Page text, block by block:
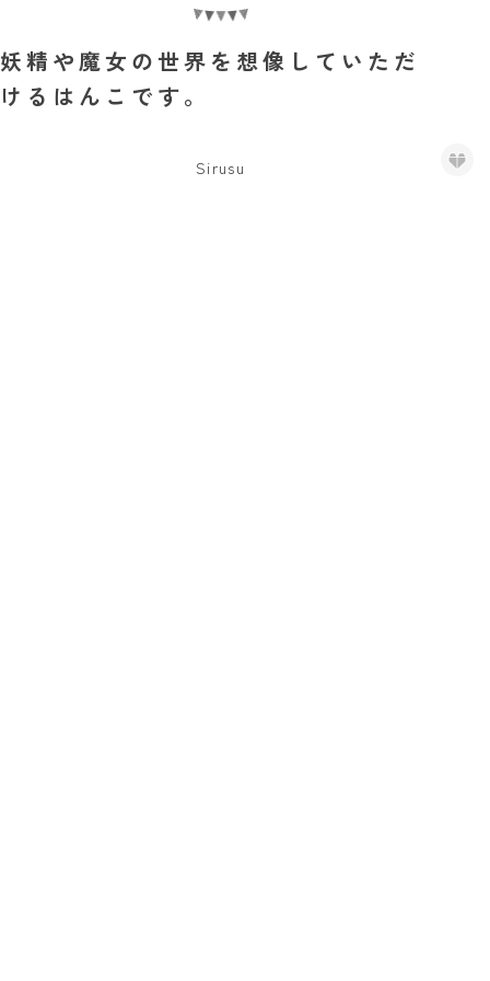
妖精や魔女の世界を想像していただ
けるはんこです。
Sirusu